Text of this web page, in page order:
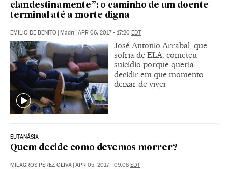
clandestinamente”: o caminho de um doente
terminal até a morte digna
EMILIO DE BENITO | Madri | APR 06, 2017 - 17:20 EDT
José Antonio Arrabal, que
sofria de ELA, cometeu
suicídio porque queria
decidir em que momento
deixar de viver
EUTANÁSIA
Quem decide como devemos morrer?
MILAGROS PÉREZ OLIVA | APR 05, 2017 - 09:08 EDT